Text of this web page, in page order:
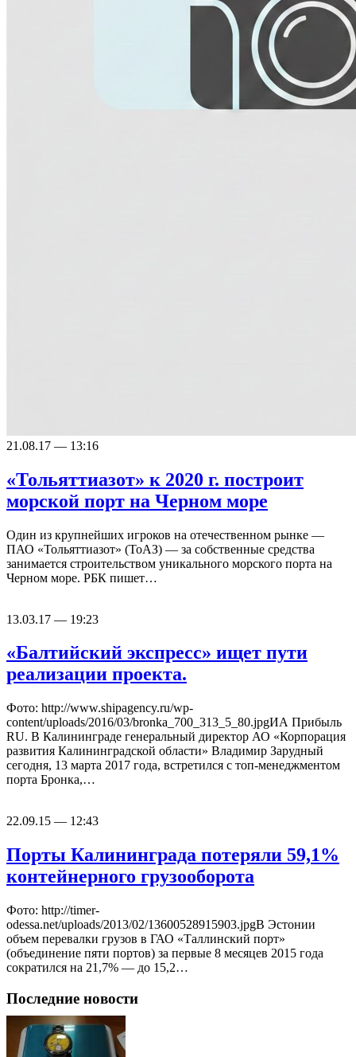
21.08.17 — 13:16
«Тольяттиазот» к 2020 г. построит
морской порт на Черном море
Один из крупнейших игроков на отечественном рынке —
ПАО «Тольяттиазот» (ТоАЗ) — за собственные средства
занимается строительством уникального морского порта на
Черном море. РБК пишет…
13.03.17 — 19:23
«Балтийский экспресс» ищет пути
реализации проекта.
Фото: http://www.shipagency.ru/wp-
content/uploads/2016/03/bronka_700_313_5_80.jpgИА Прибыль
RU. В Калининграде генеральный директор АО «Корпорация
развития Калининградской области» Владимир Зарудный
сегодня, 13 марта 2017 года, встретился с топ-менеджментом
порта Бронка,…
22.09.15 — 12:43
Порты Калининграда потеряли 59,1%
контейнерного грузооборота
Фото: http://timer-
odessa.net/uploads/2013/02/13600528915903.jpgВ Эстонии
объем перевалки грузов в ГАО «Таллинский порт»
(объединение пяти портов) за первые 8 месяцев 2015 года
сократился на 21,7% — до 15,2…
Последние новости